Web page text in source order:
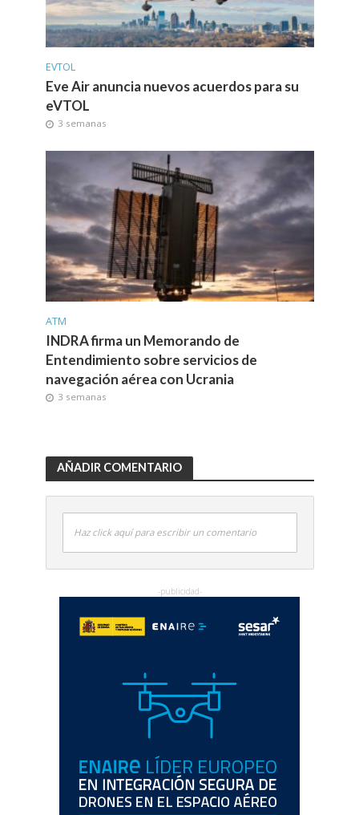
EVTOL
Eve Air anuncia nuevos acuerdos para su
eVTOL
3 semanas
ATM
INDRA firma un Memorando de
Entendimiento sobre servicios de
navegación aérea con Ucrania
3 semanas
AÑADIR COMENTARIO
Haz click aquí para escribir un comentario